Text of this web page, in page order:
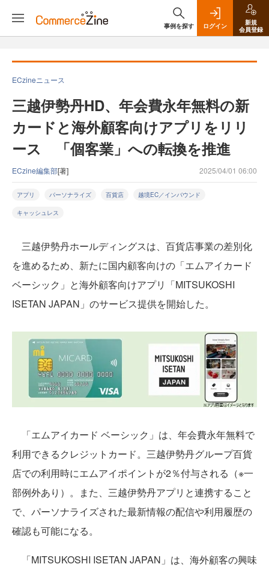
事例を探す ログイン
新規
会員登録
ECzineニュース
三越伊勢丹HD、年会費永年無料の新
カードと海外顧客向けアプリをリリ
ース 「個客業」への転換を推進
ECzine編集部[著] 2025/04/01 06:00
アプリ パーソナライズ 百貨店 越境EC／インバウンド
キャッシュレス
三越伊勢丹ホールディングスは、百貨店事業の差別化
を進めるため、新たに国内顧客向けの「エムアイカード
ベーシック」と海外顧客向けアプリ「MITSUKOSHI
ISETAN JAPAN」のサービス提供を開始した。
「エムアイカード ベーシック」は、年会費永年無料で
利用できるクレジットカード。三越伊勢丹グループ百貨
店での利用時にエムアイポイントが2％付与される（※一
部例外あり）。また、三越伊勢丹アプリと連携すること
で、パーソナライズされた最新情報の配信や利用履歴の
確認も可能になる。
「MITSUKOSHI ISETAN JAPAN」は、海外顧客の興味